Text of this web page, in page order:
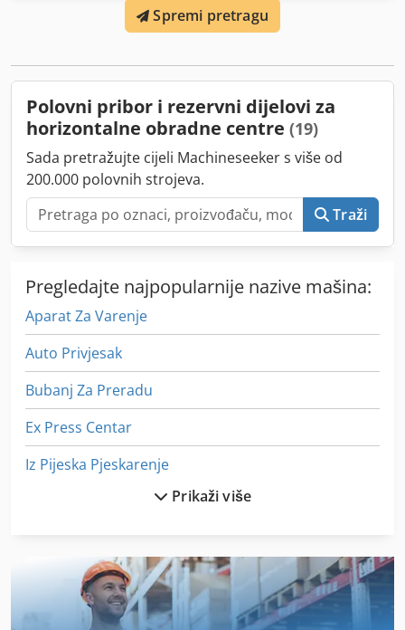
Spremi pretragu
Polovni pribor i rezervni dijelovi za
horizontalne obradne centre (19)
Sada pretražujte cijeli Machineseeker s više od
200.000 polovnih strojeva.
Traži
Pregledajte najpopularnije nazive mašina:
Aparat Za Varenje
Auto Privjesak
Bubanj Za Preradu
Ex Press Centar
Iz Pijeska Pjeskarenje
Izložbeni Prostor Za Prodaju
Izrezati Stroj Za Rezanje
Jedan Drveni Mlin Za
Prikaži više